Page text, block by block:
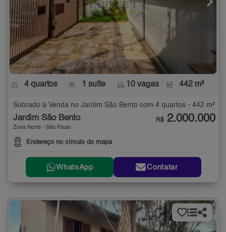
4 quartos 1 suíte 10 vagas 442 m²
Sobrado à Venda no Jardim São Bento com 4 quartos - 442 m²
Jardim São Bento
Zona Norte - São Paulo
Endereço no círculo do mapa
R$ 2.000.000
WhatsApp Contatar